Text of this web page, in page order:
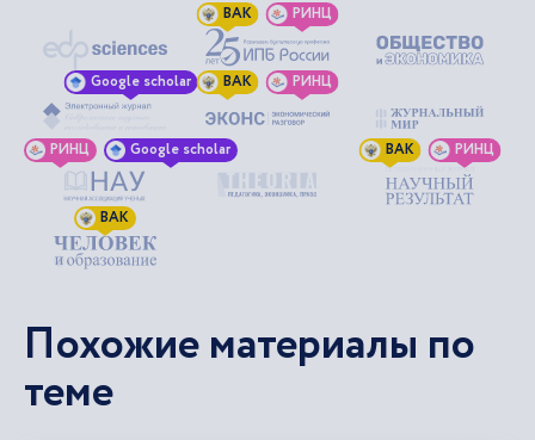
ВАК РИНЦ
Google scholar ВАК РИНЦ
РИНЦ Google scholar ВАК РИНЦ
ВАК
Похожие материалы по
теме